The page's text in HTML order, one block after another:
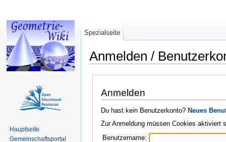
Anmelden /
Anmelden
Du hast kein Benutzerkonto? Neues
Zur Anmeldung müssen Cookies aktiviert
Benutzername:
Spezialseite
Hauptseite
Gemeinschaftsportal